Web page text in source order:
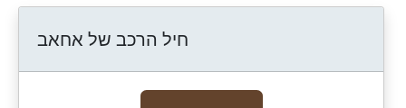
חיל הרכב של אחאב